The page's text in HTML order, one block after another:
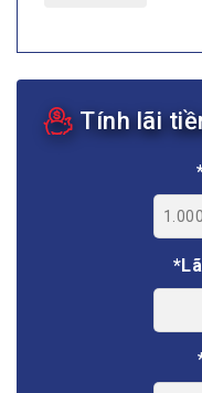
Tính lãi